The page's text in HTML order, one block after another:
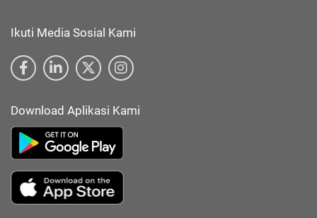
Ikuti Media Sosial Kami
Download Aplikasi Kami